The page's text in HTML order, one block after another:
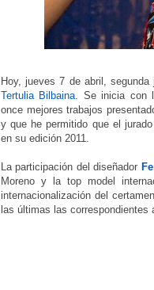
Hoy, jueves 7 de abril,
Tertulia Bilbaina. Se inicia con
once mejores trabajos
y que he permitido que el
en su edición 2011.
La participación del diseñador
Moreno y la top model
internacionalización del
las últimas las correspondientes